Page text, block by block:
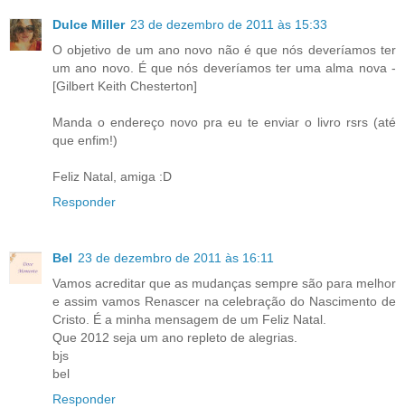
Dulce Miller 23 de dezembro de 2011 às 15:33
O objetivo de um ano novo não é que nós deveríamos ter
um ano novo. É que nós deveríamos ter uma alma nova -
[Gilbert Keith Chesterton]
Manda o endereço novo pra eu te enviar o livro rsrs (até
que enfim!)
Feliz Natal, amiga :D
Responder
Bel 23 de dezembro de 2011 às 16:11
Vamos acreditar que as mudanças sempre são para melhor
e assim vamos Renascer na celebração do Nascimento de
Cristo. É a minha mensagem de um Feliz Natal.
Que 2012 seja um ano repleto de alegrias.
bjs
bel
Responder